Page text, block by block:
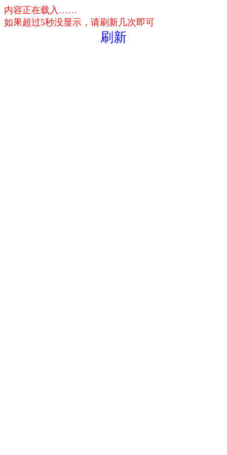
内容正在载入……
如果超过5秒没显示，请刷新几次即可
刷新